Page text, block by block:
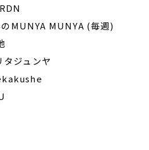
のMUNYA MUNYA (毎週)
ュンヤ